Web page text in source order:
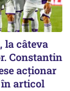
la câteva
Constantin
acționar
în articol